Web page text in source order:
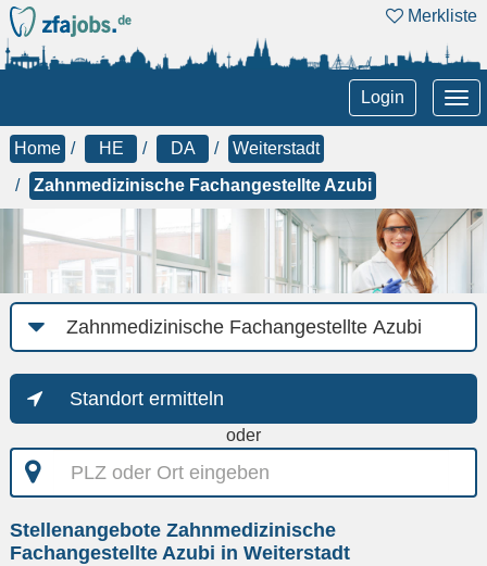
Merkliste
Login
Home HE DA
Weiterstadt
Zahnmedizinische Fachangestellte Azubi
Job-
Kategorie
Standort ermitteln
oder
PLZ
oder
eingeben
Stellenangebote Zahnmedizinische
Fachangestellte Azubi in Weiterstadt